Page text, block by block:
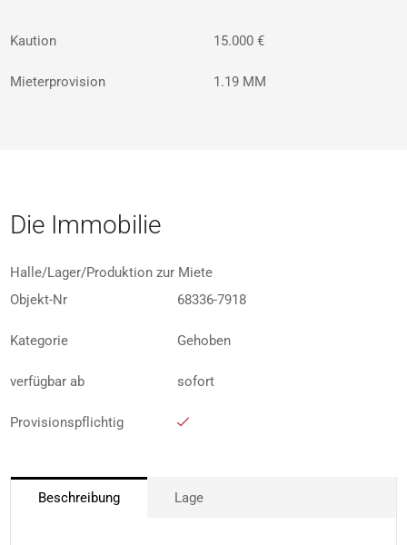
Kaution 15.000 €
Mieterprovision 1.19 MM
Die Immobilie
Halle/Lager/Produktion zur Miete
Objekt-Nr
68336-7918
Kategorie Gehoben
verfügbar ab sofort
Provisionspflichtig
Beschreibung Lage